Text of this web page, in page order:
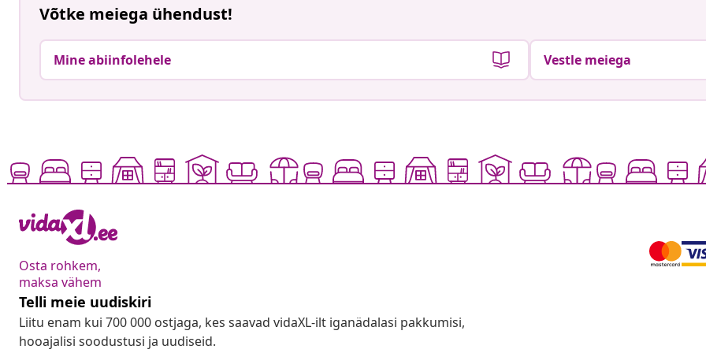
Võtke meiega ühendust!
Mine abiinfolehele Vestle meiega
Osta rohkem,
maksa vähem
Telli meie uudiskiri
Liitu enam kui 700 000 ostjaga, kes saavad vidaXL-ilt iganädalasi pakkumisi,
hooajalisi soodustusi ja uudiseid.